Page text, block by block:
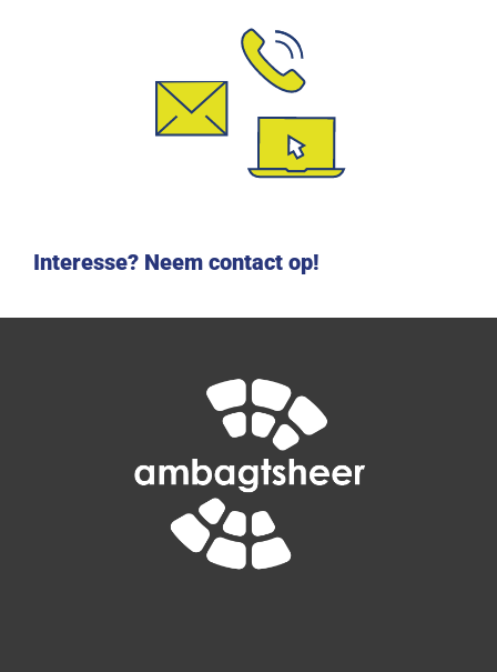
Interesse? Neem contact op!